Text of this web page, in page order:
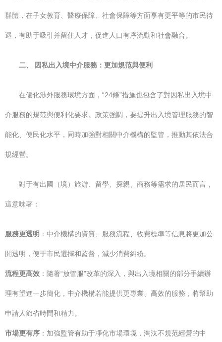
群體，在子女教育、醫療保障、社會保障等方面享有更平等的市民待
遇，有助于吸引并留住人才，促進人口有序流動和社會融合。
二、 因私出入境中介服務：更加規范與便利
在優化涉外服務環境方面，“24條”措施也包含了對因私出入境中
介服務的規范與便利化要求。政策強調，要提升出入境管理服務的智
能化、便民化水平，同時加強對相關中介機構的監管，推動其依法合
規經營。
對于有出國（境）旅游、留學、探親、商務等需求的居民而言，
這意味著：
服務更透明 ：中介機構的資質、服務流程、收費標準等信息將更加公
開透明，便于市民選擇和監督，減少消費糾紛。
流程更高效 ：隨著“放管服”改革的深入，與出入境相關的部分手續辦
理有望進一步簡化，中介機構若能提供更專業、高效的服務，將幫助
申請人節省時間和精力。
市場更有序 ：加強監管有助于凈化市場環境，淘汰不規范經營的中